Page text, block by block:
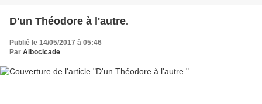
D'un Théodore à l'autre.
Publié le 14/05/2017 à 05:46
Par Albocicade